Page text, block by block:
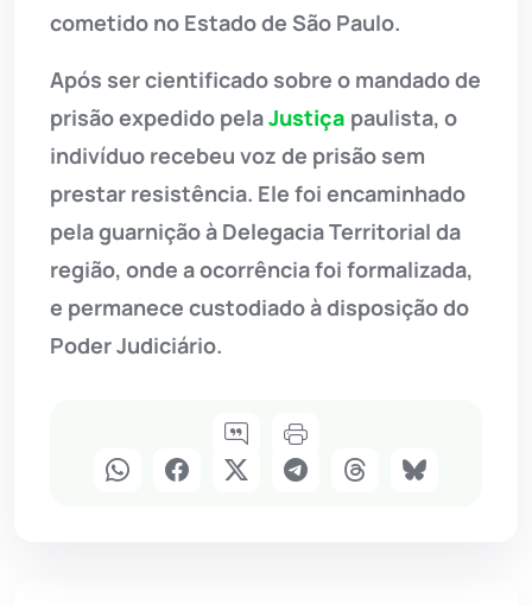
cometido no Estado de São Paulo.
Após ser cientificado sobre o mandado de
prisão expedido pelaJustiça paulista, o
indivíduo recebeu voz de prisão sem
prestar resistência. Ele foi encaminhado
pela guarnição à Delegacia Territorial da
região, onde a ocorrência foi formalizada,
e permanece custodiado à disposição do
Poder Judiciário.